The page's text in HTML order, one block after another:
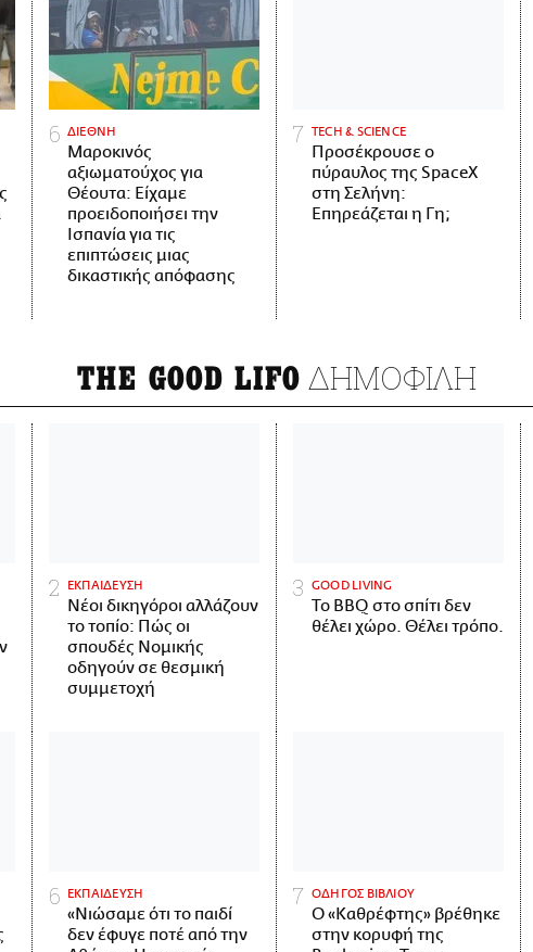
ΔΙΕΘΝΗ
Μαροκινός
αξιωματούχος για
Θέουτα: Είχαμε
προειδοποιήσει την
Ισπανία για τις
επιπτώσεις μιας
δικαστικής απόφασης
ΤECH & SCIENCE
Προσέκρουσε ο
πύραυλος της SpaceX
στη Σελήνη:
Επηρεάζεται η Γη;
THE GOOD LIFO ΔΗΜΟΦΙΛΗ
ΕΚΠΑΙΔΕΥΣΗ
Νέοι δικηγόροι αλλάζουν
το τοπίο: Πώς οι
σπουδές Νομικής
οδηγούν σε θεσμική
συμμετοχή
GOOD LIVING
Το BBQ στο σπίτι δεν
θέλει χώρο. Θέλει τρόπο.
ΕΚΠΑΙΔΕΥΣΗ
«Νιώσαμε ότι το παιδί
δεν έφυγε ποτέ από την
ΟΔΗΓΟΣ ΒΙΒΛΙΟΥ
Ο «Καθρέφτης» βρέθηκε
στην κορυφή της